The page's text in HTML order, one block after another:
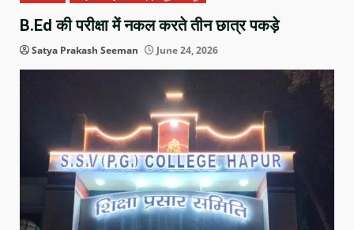
B.Ed की परीक्षा में नकल करते तीन छात्र पकड़े
Satya Prakash Seeman June 24, 2026